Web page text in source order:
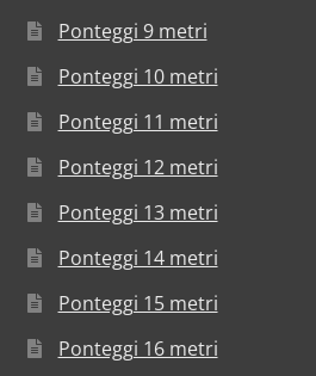
Ponteggi 9 metri
Ponteggi 10 metri
Ponteggi 11 metri
Ponteggi 12 metri
Ponteggi 13 metri
Ponteggi 14 metri
Ponteggi 15 metri
Ponteggi 16 metri